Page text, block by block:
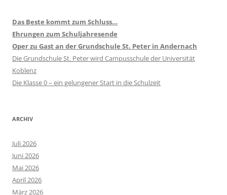
Das Beste kommt zum Schluss…
Ehrungen zum Schuljahresende
Oper zu Gast an der Grundschule St. Peter in Andernach
Die Grundschule St. Peter wird Campusschule der Universität
Koblenz
Die Klasse 0 – ein gelungener Start in die Schulzeit
ARCHIV
Juli 2026
Juni 2026
Mai 2026
April 2026
März 2026